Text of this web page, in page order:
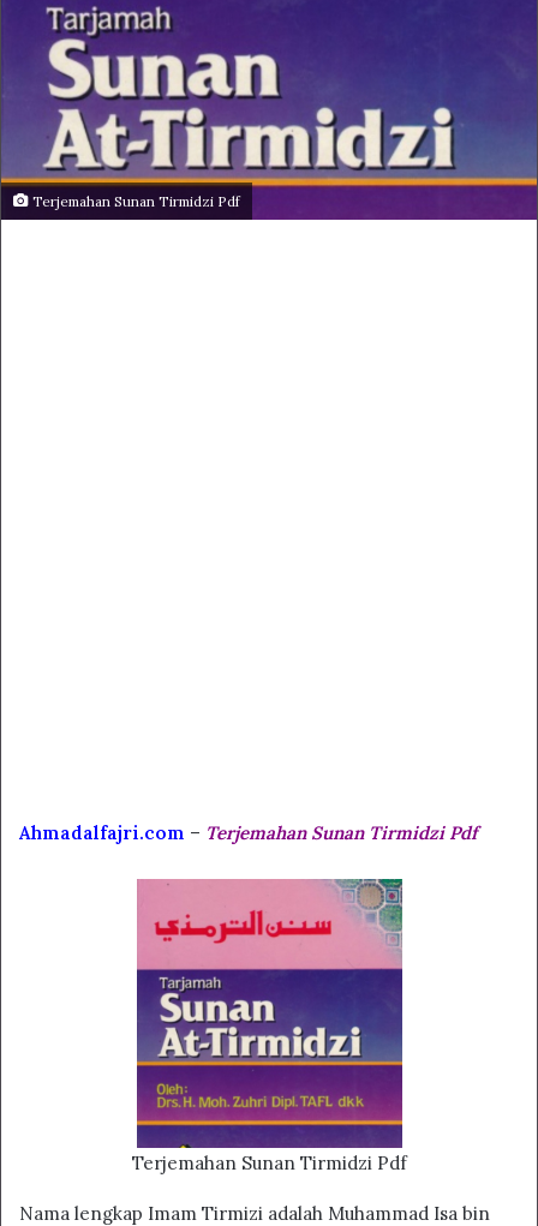
Terjemahan Sunan Tirmidzi Pdf
Ahmadalfajri.com – Terjemahan Sunan Tirmidzi Pdf
Terjemahan Sunan Tirmidzi Pdf
Nama lengkap Imam Tirmizi adalah Muhammad Isa bin